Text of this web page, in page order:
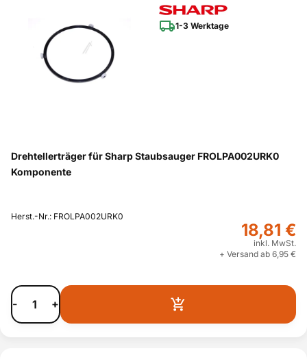
1-3 Werktage
Drehtellerträger für Sharp Staubsauger FROLPA002URK0
Komponente
Herst.-Nr.: FROLPA002URK0
18,81 €
inkl. MwSt.
+ Versand ab 6,95 €
- +